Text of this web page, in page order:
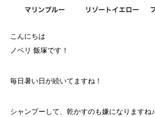
こんにちは
ノベリ 飯塚です！
毎日暑い日が続いてますね！
シャンプーして、乾かすのも嫌になりますね♪